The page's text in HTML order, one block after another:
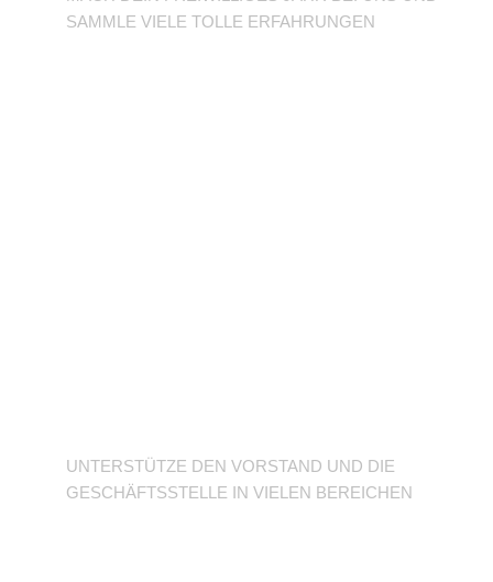
SAMMLE VIELE TOLLE ERFAHRUNGEN
UNTERSTÜTZE DEN VORSTAND UND DIE
GESCHÄFTSSTELLE IN VIELEN BEREICHEN